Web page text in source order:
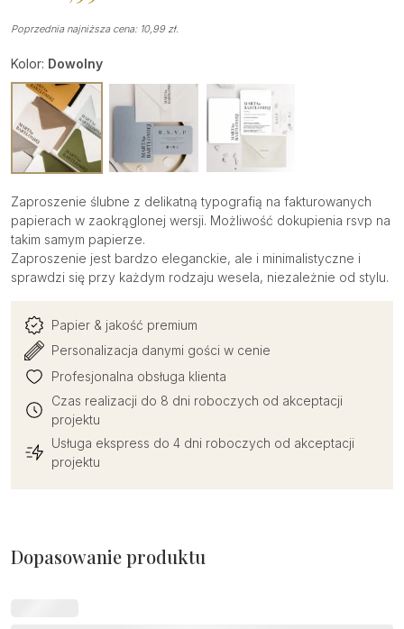
Poprzednia najniższa cena: 10,99 zł.
Kolor: Dowolny
Zaproszenie ślubne z delikatną typografią na fakturowanych
papierach w zaokrąglonej wersji. Możliwość dokupienia rsvp na
takim samym papierze.
Zaproszenie jest bardzo eleganckie, ale i minimalistyczne i
sprawdzi się przy każdym rodzaju wesela, niezależnie od stylu.
Papier & jakość premium
Personalizacja danymi gości w cenie
Profesjonalna obsługa klienta
Czas realizacji do 8 dni roboczych od akceptacji
projektu
Usługa ekspress do 4 dni roboczych od akceptacji
projektu
Dopasowanie produktu